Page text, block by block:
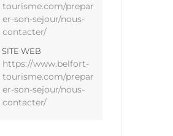
tourisme.com/prepar
er-son-sejour/nous-
contacter/
SITE WEB
https://www.belfort-
tourisme.com/prepar
er-son-sejour/nous-
contacter/